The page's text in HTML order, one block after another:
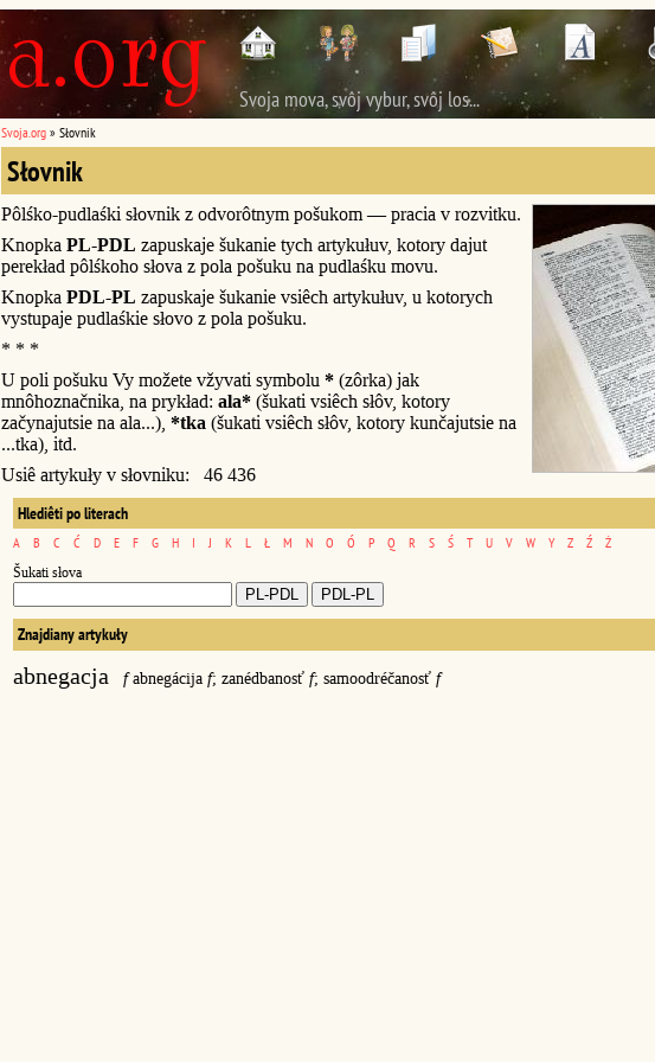
Svoja mova, svôj vybur, svôj los...
Svoja.org » Słovnik
Słovnik
Pôlśko-pudlaśki słovnik z odvorôtnym pošukom — pracia v rozvitku.
Knopka PL-PDL zapuskaje šukanie tych artykułuv, kotory dajut
perekład pôlśkoho słova z pola pošuku na pudlaśku movu.
Knopka PDL-PL zapuskaje šukanie vsiêch artykułuv, u kotorych
vystupaje pudlaśkie słovo z pola pošuku.
* * *
U poli pošuku Vy možete vžyvati symbolu * (zôrka) jak
mnôhoznačnika, na prykład: ala* (šukati vsiêch słôv, kotory
začynajutsie na ala...), *tka (šukati vsiêch słôv, kotory kunčajutsie na
...tka), itd.
Usiê artykuły v słovniku: 46 436
Hlediêti po literach
A B C Ć D E F G H I J K L Ł M N O Ó P Q R S Ś T U V W Y Z Ź Ż
Šukati słova
Znajdiany artykuły
abnegacja fabnegácija f; zanédbanosť f; samoodréčanosť f